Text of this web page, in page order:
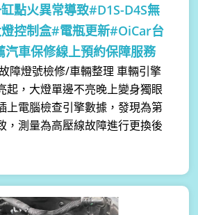
點火異常導致#D1S-D4S無
控制盒#電瓶更新#OiCar台
汽車保修線上預約保障服務
障燈號檢修/車輛整理 車輛引擎
起，大燈單邊不亮晚上變身獨眼
上電腦檢查引擎數據，發現為第
，測量為高壓線故障進行更換後